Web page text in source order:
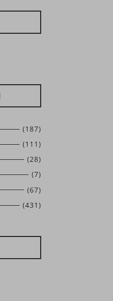
(187)
(111)
(28)
(7)
(67)
(431)